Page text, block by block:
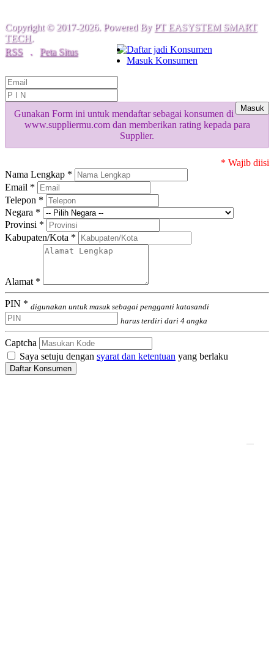
Copyright © 2017-2026. Powered By PT EASYSTEM SMART
TECH.
RSS
. Peta Situs
Daftar jadi Konsumen
Masuk Konsumen
Masuk
Gunakan Form ini untuk mendaftar sebagai konsumen di
www.suppliermu.com dan memberikan rating kepada para
Supplier.
* Wajib diisi
Nama Lengkap *
Email *
Telepon *
Negara *
Provinsi *
Kabupaten/Kota *
Alamat *
PIN * digunakan untuk masuk sebagai pengganti katasandi
harus terdiri dari 4 angka
Captcha
Saya setuju dengan syarat dan ketentuan yang berlaku
Daftar Konsumen